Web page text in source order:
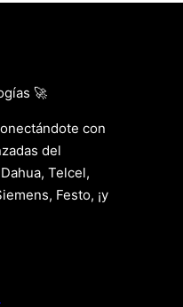
🚀
con
del
Telcel,
Festo, ¡y